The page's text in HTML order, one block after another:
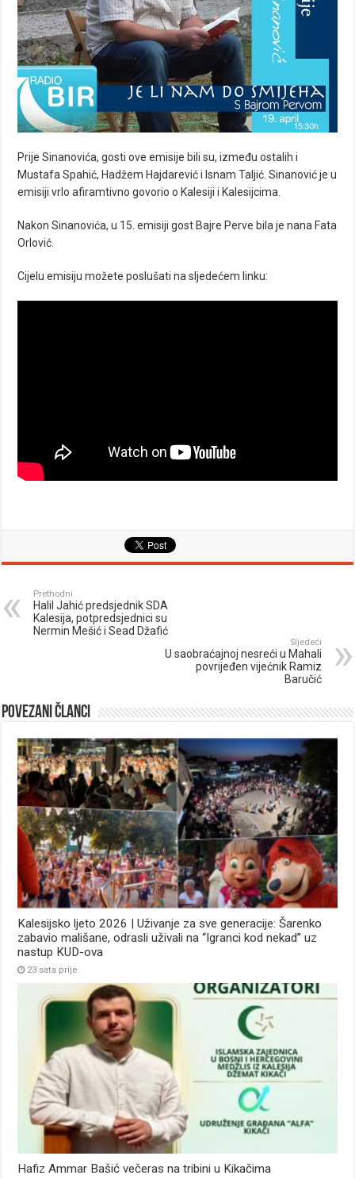
Prije Sinanovića, gosti ove emisije bili su, između ostalih i
Mustafa Spahić, Hadžem Hajdarević i Isnam Taljić. Sinanović je u
emisiji vrlo afiramtivno govorio o Kalesiji i Kalesijcima.
Nakon Sinanovića, u 15. emisiji gost Bajre Perve bila je nana Fata
Orlović.
Cijelu emisiju možete poslušati na sljedećem linku:
Prethodni
Halil Jahić predsjednik SDA
Kalesija, potpredsjednici su
Nermin Mešić i Sead Džafić
Sljedeći
U saobraćajnoj nesreći u Mahali
povrijeđen vijećnik Ramiz
Baručić
Povezani članci
Kalesijsko ljeto 2026 | Uživanje za sve generacije: Šarenko
zabavio mališane, odrasli uživali na “Igranci kod nekad” uz
nastup KUD-ova
23 sata prije
Hafiz Ammar Bašić večeras na tribini u Kikačima